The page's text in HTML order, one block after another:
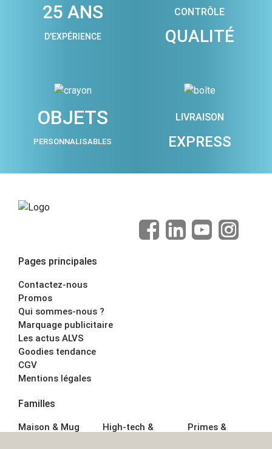
25 ANS
D'EXPÉRIENCE
CONTRÔLE
QUALITÉ
OBJETS
PERSONNALISABLES
LIVRAISON
EXPRESS
Pages principales
Contactez-nous
Promos
Qui sommes-nous ?
Marquage publicitaire
Les actus ALVS
Goodies tendance
CGV
Mentions légales
Familles
Maison & Mug
High-tech &
Primes &